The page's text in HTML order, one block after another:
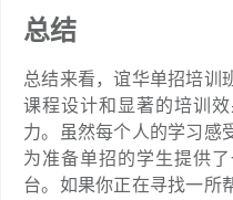
总结
总结来看，谊华单招培训
课程设计和显著的培训
力。虽然每个人的学习感
为准备单招的学生提供
台。如果你正在寻找一所